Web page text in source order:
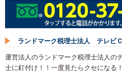
ランドマーク税理士法人 テレビ
運営法人のランドマーク税理士法人の
士に釘付け！！一度見たらクセになる